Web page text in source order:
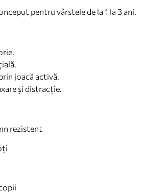
pentru vârstele de la 1 la 3 ani.
joacă activă.
și distracție.
rezistent